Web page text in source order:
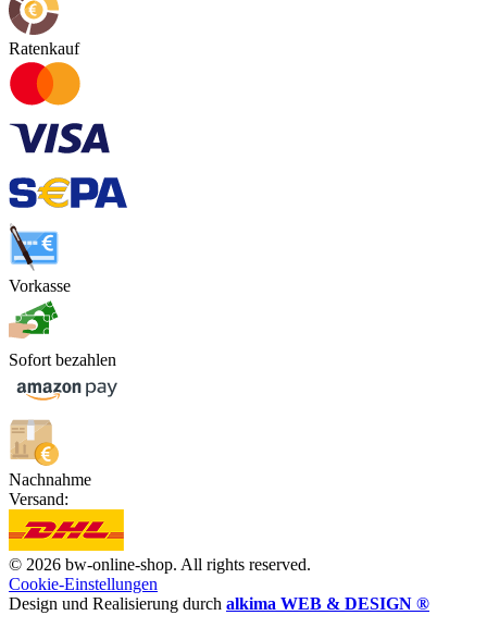
Ratenkauf
Vorkasse
Sofort bezahlen
Nachnahme
Versand:
© 2026 bw-online-shop. All rights reserved.
Cookie-Einstellungen
Design und Realisierung durch alkima WEB & DESIGN ®